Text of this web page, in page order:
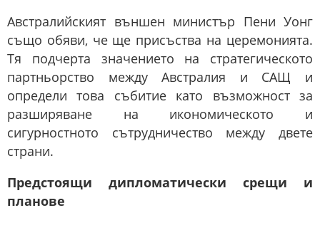
Австралийският външен министър Пени Уонг
също обяви, че ще присъства на церемонията.
Тя подчерта значението на стратегическото
партньорство между Австралия и САЩ и
определи това събитие като възможност за
разширяване на икономическото и
сигурностното сътрудничество между двете
страни.
Предстоящи дипломатически срещи и
планове